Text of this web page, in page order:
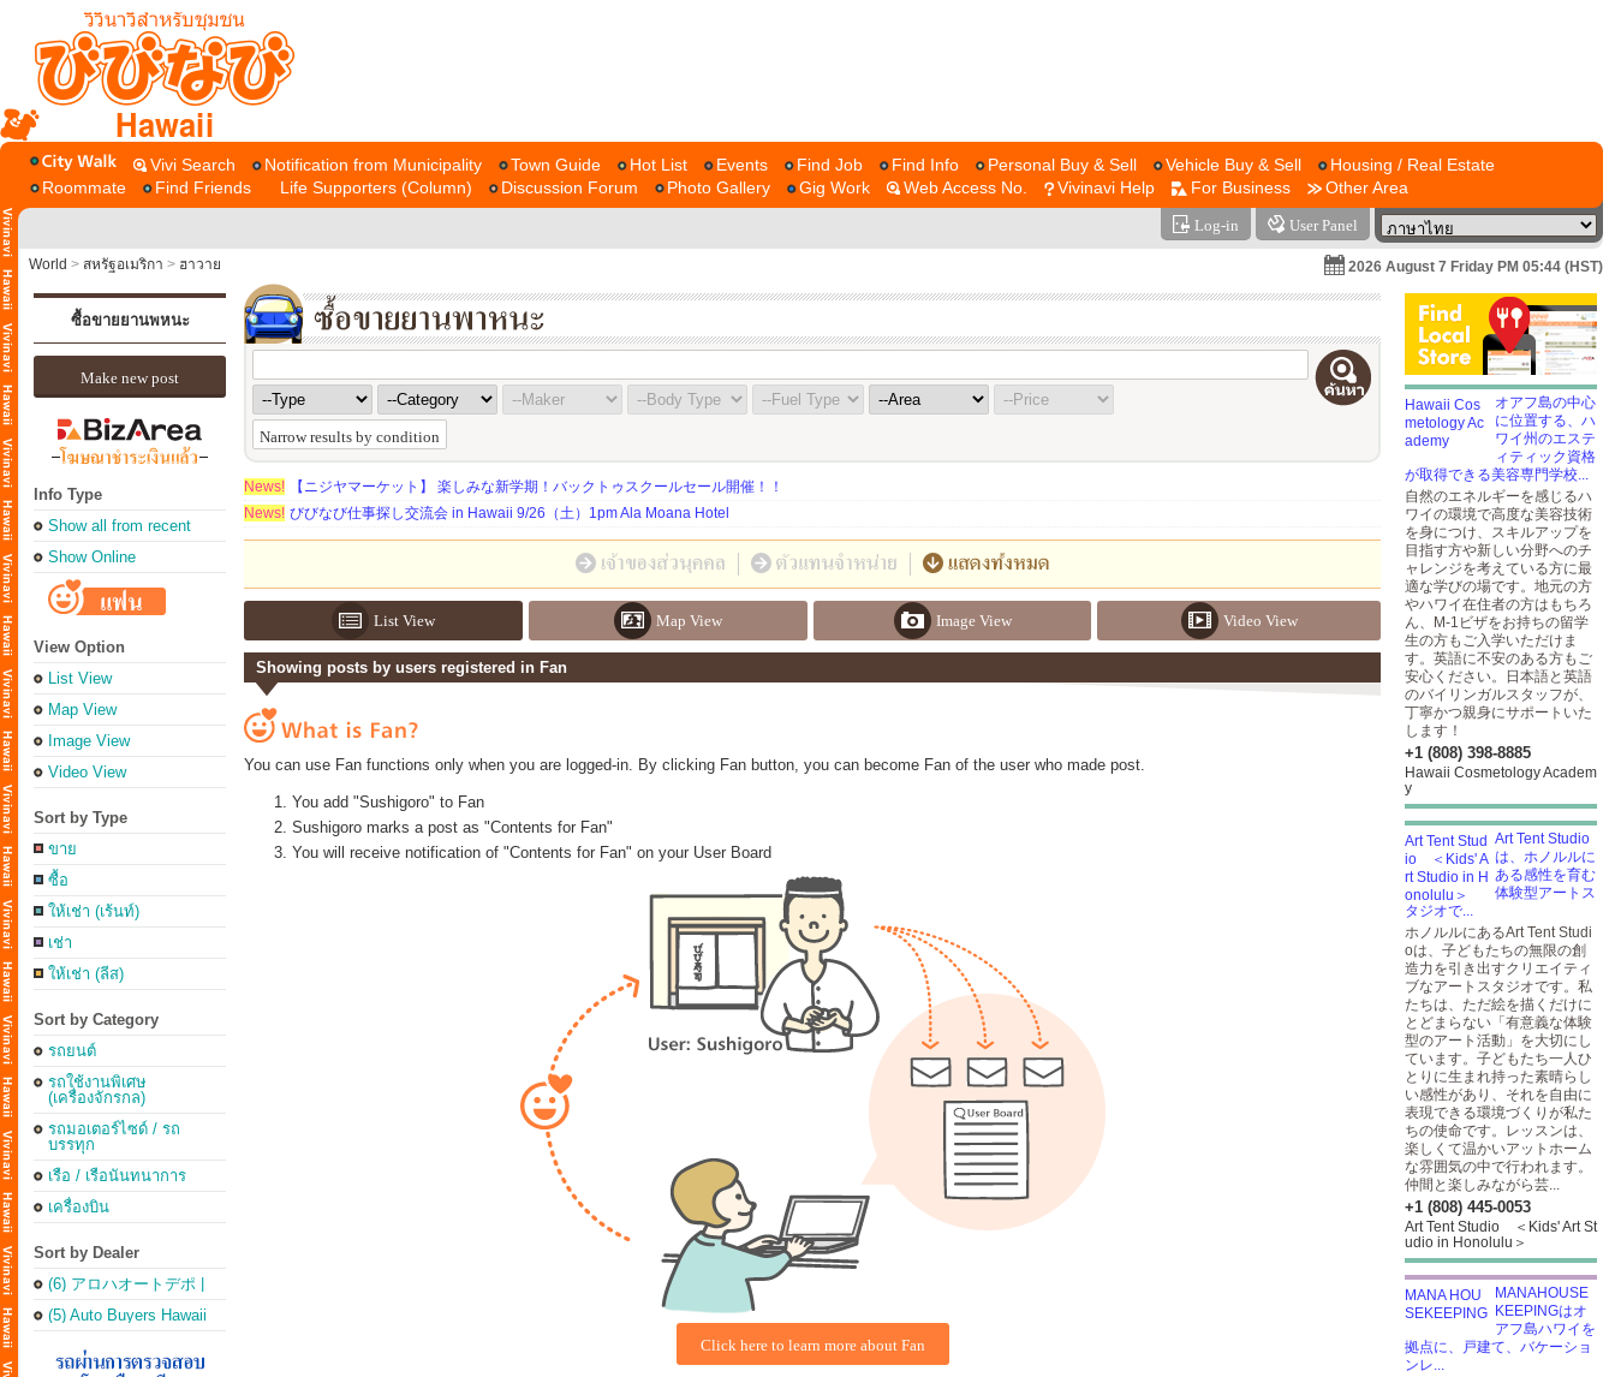
Hawaii
Vivi Search Notification from Municipality Town Guide Hot List Events Find Job Find Info Personal Buy & Sell Vehicle Buy & Sell
Housing / Real Estate
Roommate
Find Friends Life Supporters (Column) Discussion Forum Photo Gallery Gig Work Web Access No. Vivinavi Help For Business Other Area
Log-in User Panel
World > สหรัฐอเมริกา > ฮาวาย 2026 August 7 Friday PM 05:44 (HST)
ซื้อขายยานพหนะ
Make new post
Info Type
Show all from recent
Show Online
View Option
List View
Map View
Image View
Video View
Sort by Type
ขาย
ซื้อ
ให้เช่า (เร้นท์)
เช่า
ให้เช่า (ลีส)
Sort by Category
รถยนต์
รถใช้งานพิเศษ
(เครื่องจักรกล)
รถมอเตอร์ไซด์ / รถ
บรรทุก
เรือ / เรือนันทนาการ
เครื่องบิน
Sort by Dealer
(6) アロハオートデポ |
Aloha Auto Depot
(5) Auto Buyers Hawaii
Narrow results by condition
News!
【ニジヤマーケット】 楽しみな新学期！バックトゥスクールセール開催！！
News! びびなび仕事探し交流会 in Hawaii 9/26（土）1pm Ala Moana Hotel
List View Map View Image View Video View
Showing posts by users registered in Fan
You can use Fan functions only when you are logged-in. By clicking Fan button, you can become Fan of the user who made post.
You add "Sushigoro" to Fan
Sushigoro marks a post as "Contents for Fan"
You will receive notification of "Contents for Fan" on your User Board
Click here to learn more about Fan
オアフ島の中心
に位置する、ハ
ワイ州のエステ
ィティック資格
が取得できる美容専門学校...
自然のエネルギーを感じるハ
ワイの環境で高度な美容技術
を身につけ、スキルアップを
目指す方や新しい分野へのチ
ャレンジを考えている方に最
適な学びの場です。地元の方
やハワイ在住者の方はもちろ
ん、M-1ビザをお持ちの留学
生の方もご入学いただけま
す。英語に不安のある方もご
安心ください。日本語と英語
のバイリンガルスタッフが、
丁寧かつ親身にサポートいた
します！
+1 (808) 398-8885
Hawaii Cosmetology Academ
y
Art Tent Studio
は、ホノルルに
ある感性を育む
体験型アートス
タジオで...
ホノルルにあるArt Tent Studi
oは、子どもたちの無限の創
造力を引き出すクリエイティ
ブなアートスタジオです。私
たちは、ただ絵を描くだけに
とどまらない「有意義な体験
型のアート活動」を大切にし
ています。子どもたち一人ひ
とりに生まれ持った素晴らし
い感性があり、それを自由に
表現できる環境づくりが私た
ちの使命です。レッスンは、
楽しくて温かいアットホーム
な雰囲気の中で行われます。
仲間と楽しみながら芸...
+1 (808) 445-0053
Art Tent Studio ＜Kids' Art St
udio in Honolulu＞
MANAHOUSE
KEEPINGはオ
アフ島ハワイを
拠点に、戸建て、バケーショ
ンレ...